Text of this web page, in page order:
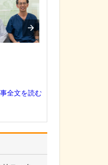
全文を読む